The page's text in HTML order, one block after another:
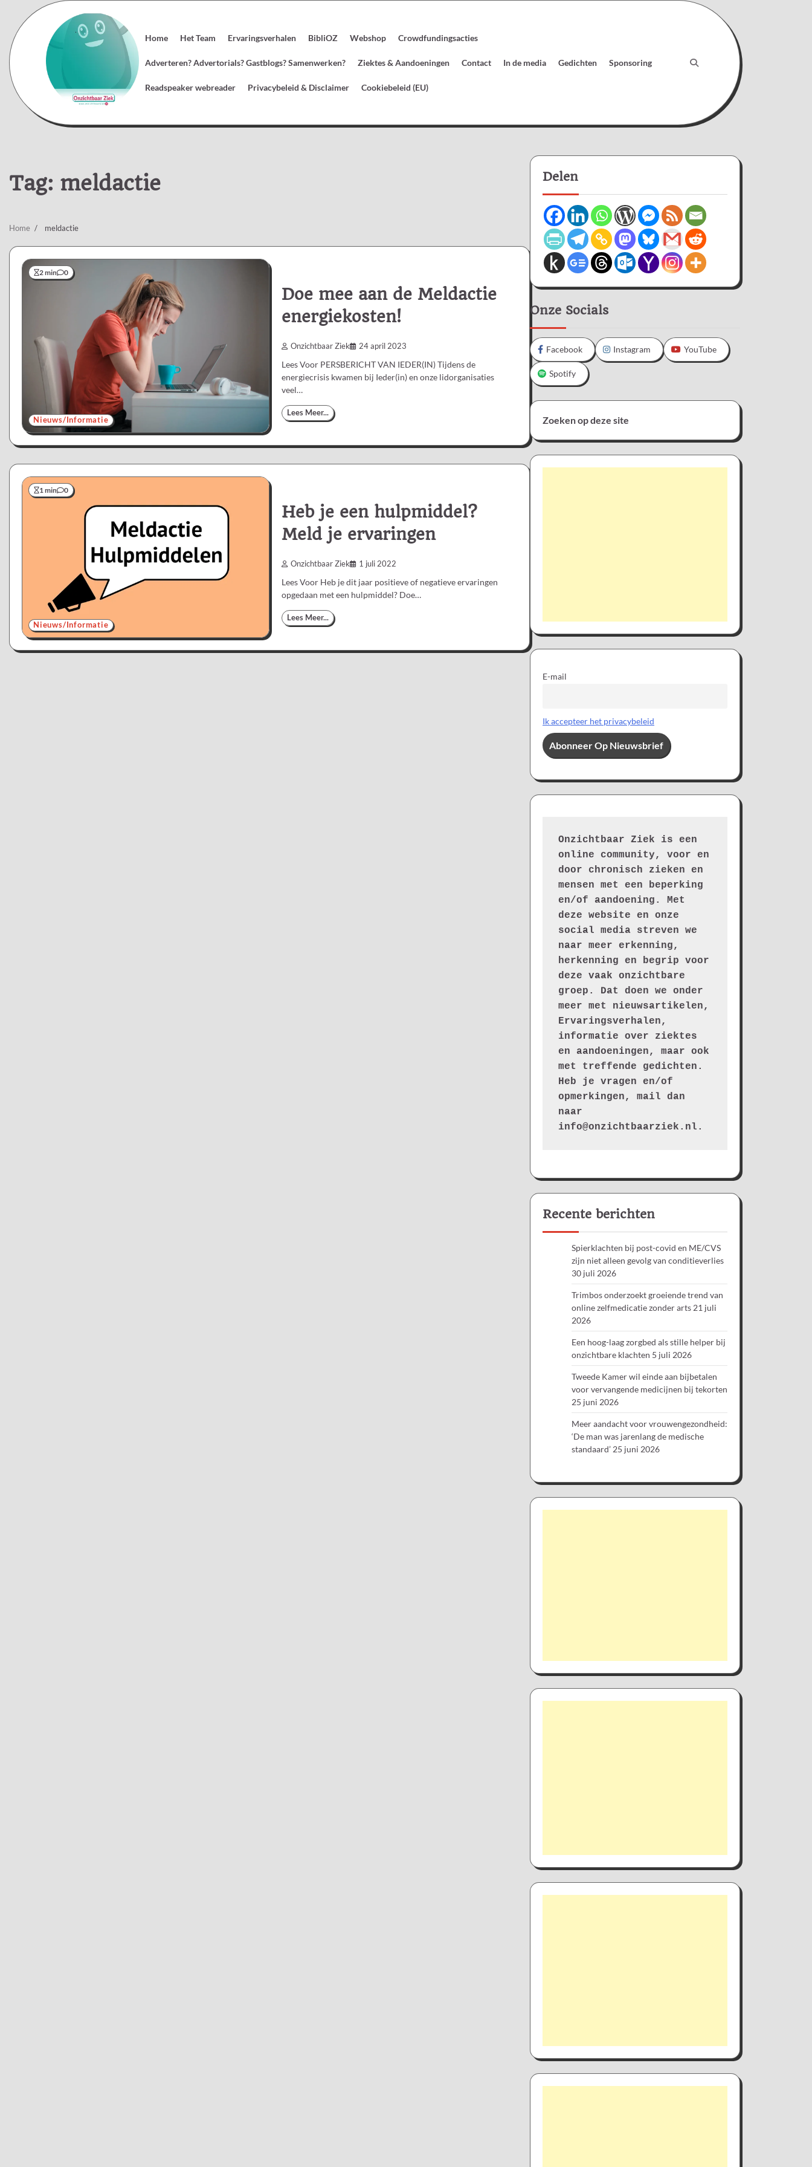
content
Home Het Team Ervaringsverhalen BibliOZ Webshop Crowdfundingsacties
Adverteren? Advertorials? Gastblogs? Samenwerken? Ziektes & Aandoeningen Contact In de media Gedichten Sponsoring
Readspeaker webreader Privacybeleid & Disclaimer Cookiebeleid (EU)
Tag: meldactie
Home meldactie
2 min 0
Nieuws/Informatie
Doe mee aan de Meldactie
energiekosten!
Onzichtbaar Ziek 24 april 2023
Lees Voor PERSBERICHT VAN IEDER(IN) Tijdens de
energiecrisis kwamen bij Ieder(in) en onze lidorganisaties
veel…
Lees Meer...
1 min 0
Nieuws/Informatie
Heb je een hulpmiddel?
Meld je ervaringen
Onzichtbaar Ziek 1 juli 2022
Lees Voor Heb je dit jaar positieve of negatieve ervaringen
opgedaan met een hulpmiddel? Doe…
Lees Meer...
Delen
Onze Socials
Facebook Instagram YouTube
Spotify
Zoeken op deze site
E-mail
Ik accepteer het privacybeleid
Onzichtbaar Ziek is een
online community, voor en
door chronisch zieken en
mensen met een beperking
en/of aandoening. Met
deze website en onze
social media streven we
naar meer erkenning,
herkenning en begrip voor
deze vaak onzichtbare
groep. Dat doen we onder
meer met nieuwsartikelen,
Ervaringsverhalen,
informatie over ziektes
en aandoeningen, maar ook
met treffende gedichten.
Heb je vragen en/of
opmerkingen, mail dan
naar
info@onzichtbaarziek.nl.
Recente berichten
Spierklachten bij post-covid en ME/CVS
zijn niet alleen gevolg van conditieverlies
30 juli 2026
Trimbos onderzoekt groeiende trend van
online zelfmedicatie zonder arts 21 juli
2026
Een hoog-laag zorgbed als stille helper bij
onzichtbare klachten 5 juli 2026
Tweede Kamer wil einde aan bijbetalen
voor vervangende medicijnen bij tekorten
25 juni 2026
Meer aandacht voor vrouwengezondheid:
‘De man was jarenlang de medische
standaard’ 25 juni 2026